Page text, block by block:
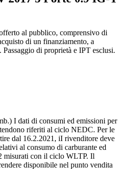
al pubblico, comprensivo di
di un finanziamento, a
Passaggio di proprietà e IPT esclusi.
I dati di consumi ed emissioni per
riferiti al ciclo NEDC. Per le
dal 16.2.2021, iI rivenditore deve
al consumo di carburante ed
misurati con il ciclo WLTP. Il
disponibile nel punto vendita